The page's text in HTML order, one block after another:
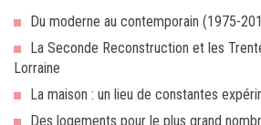
Du moderne au contemporain (1975-
La Seconde Reconstruction et les
Lorraine
La maison : un lieu de constantes
Des logements pour le plus grand